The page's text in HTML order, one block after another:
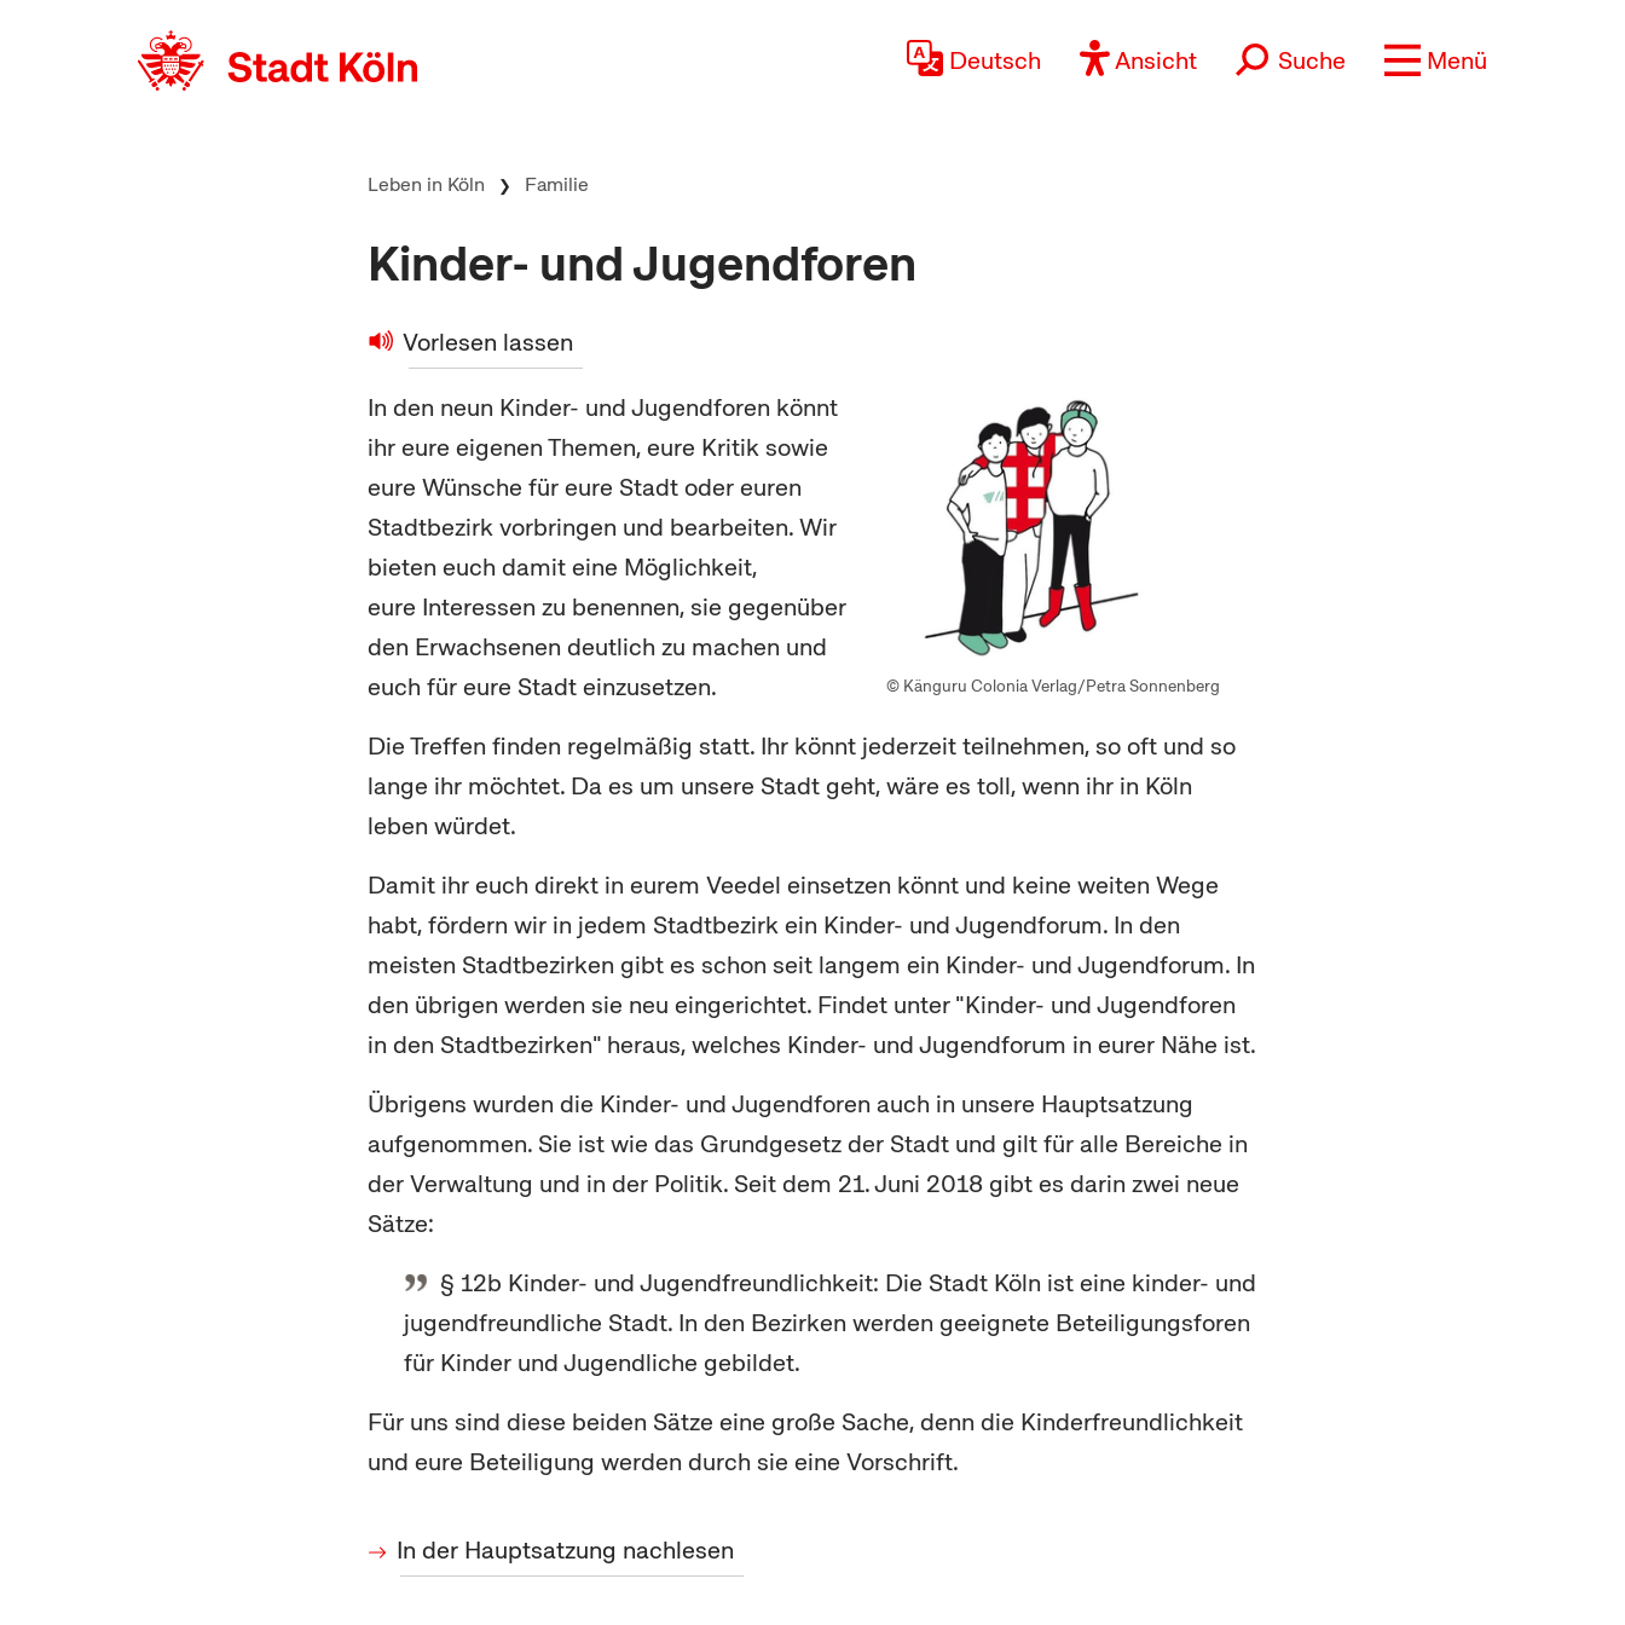
Deutsch
Ansicht Suche Menü
Leben in Köln Familie
Kinder- und Jugendforen
Vorlesen lassen
© Känguru Colonia Verlag/Petra Sonnenberg
In den neun Kinder- und Jugendforen könnt
ihr eure eigenen Themen, eure Kritik sowie
eure Wünsche für eure Stadt oder euren
Stadtbezirk vorbringen und bearbeiten. Wir
bieten euch damit eine Möglichkeit,
eure Interessen zu benennen, sie gegenüber
den Erwachsenen deutlich zu machen und
euch für eure Stadt einzusetzen.
Die Treffen finden regelmäßig statt. Ihr könnt jederzeit teilnehmen, so oft und so
lange ihr möchtet. Da es um unsere Stadt geht, wäre es toll, wenn ihr in Köln
leben würdet.
Damit ihr euch direkt in eurem Veedel einsetzen könnt und keine weiten Wege
habt, fördern wir in jedem Stadtbezirk ein Kinder- und Jugendforum. In den
meisten Stadtbezirken gibt es schon seit langem ein Kinder- und Jugendforum. In
den übrigen werden sie neu eingerichtet. Findet unter "Kinder- und Jugendforen
in den Stadtbezirken" heraus, welches Kinder- und Jugendforum in eurer Nähe ist.
Übrigens wurden die Kinder- und Jugendforen auch in unsere Hauptsatzung
aufgenommen. Sie ist wie das Grundgesetz der Stadt und gilt für alle Bereiche in
der Verwaltung und in der Politik. Seit dem 21. Juni 2018 gibt es darin zwei neue
Sätze:
§ 12b Kinder- und Jugendfreundlichkeit: Die Stadt Köln ist eine kinder- und
jugendfreundliche Stadt. In den Bezirken werden geeignete Beteiligungsforen
für Kinder und Jugendliche gebildet.
Für uns sind diese beiden Sätze eine große Sache, denn die Kinderfreundlichkeit
und eure Beteiligung werden durch sie eine Vorschrift.
In der Hauptsatzung nachlesen